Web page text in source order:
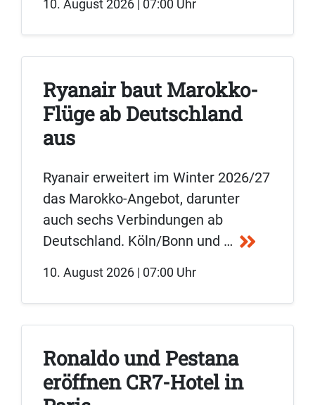
10. August 2026 | 07:00 Uhr
Ryanair baut Marokko-
Flüge ab Deutschland
aus
Ryanair erweitert im Winter 2026/27
das Marokko-Angebot, darunter
auch sechs Verbindungen ab
Deutschland. Köln/Bonn und …
10. August 2026 | 07:00 Uhr
Ronaldo und Pestana
eröffnen CR7-Hotel in